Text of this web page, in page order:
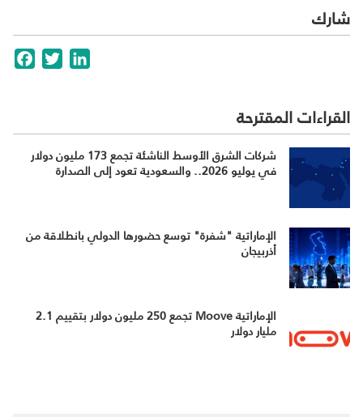
شارك
TwitterLinkedIn
القراءات المقترحة
شركات الشرق الأوسط الناشئة تجمع 173 مليون دولار
في يوليو 2026.. والسعودية تعود إلى الصدارة
الإماراتية "شفرة" توسع حضورها الدولي بانطلاقة من
أذربيجان
الإماراتية Moove تجمع 250 مليون دولار بتقييم 2.1
مليار دولار